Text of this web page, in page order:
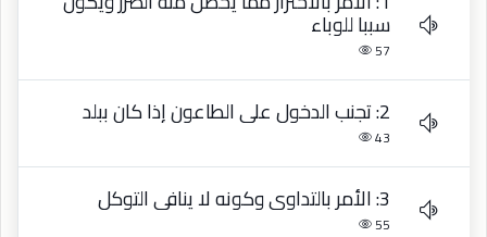
سببا للوباء
57
2: تجنب الدخول على الطاعون إذا كان ببلد
43
3: الأمر بالتداوي وكونه لا ينافي التوكل
55